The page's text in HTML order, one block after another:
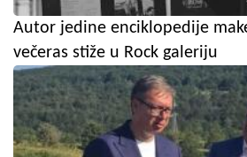
Autor jedine enciklopedije
večeras stiže u Rock galeriju